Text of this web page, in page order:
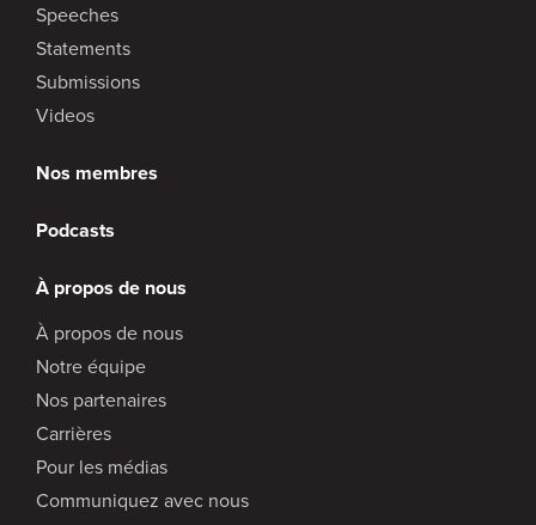
Speeches
Statements
Submissions
Videos
Nos membres
Podcasts
À propos de nous
À propos de nous
Notre équipe
Nos partenaires
Carrières
Pour les médias
Communiquez avec nous